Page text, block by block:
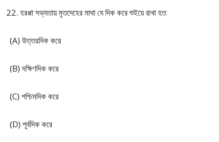
হরপ্পা সভ্যতায় মৃতদেহের মাথা যে দিক করে শুইয়ে রাখা হত
(A) উত্তরদিক করে
(B) দক্ষিণদিক করে
(C) পশ্চিমদিক করে
(D) পূর্বদিক করে